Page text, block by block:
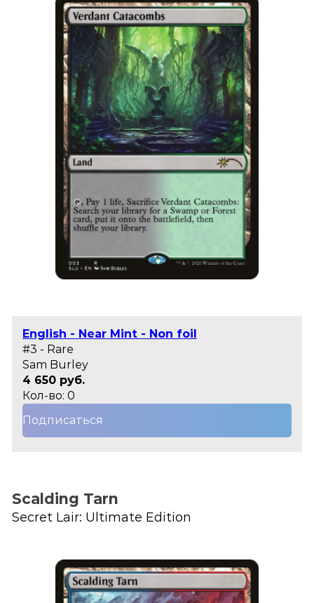
English - Near Mint - Non foil
#3 - Rare
Sam Burley
4 650 руб.
Кол-во: 0
Подписаться
Scalding Tarn
Secret Lair: Ultimate Edition